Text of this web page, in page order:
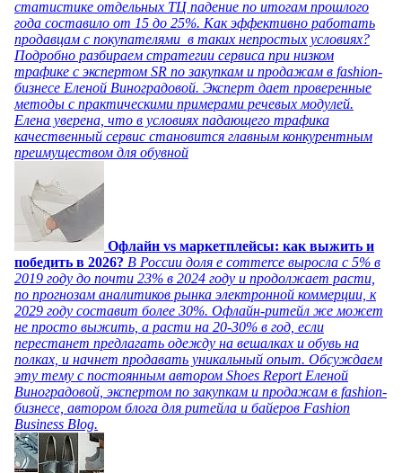
статистике отдельных ТЦ падение по итогам прошлого
года составило от 15 до 25%. Как эффективно работать
продавцам с покупателями в таких непростых условиях?
Подробно разбираем стратегии сервиса при низком
трафике с экспертом SR по закупкам и продажам в fashion-
бизнесе Еленой Виноградовой. Эксперт дает проверенные
методы с практическими примерами речевых модулей.
Елена уверена, что в условиях падающего трафика
качественный сервис становится главным конкурентным
преимуществом для обувной
Офлайн vs маркетплейсы: как выжить и
победить в 2026? В России доля e commerce выросла с 5% в
2019 году до почти 23% в 2024 году и продолжает расти,
по прогнозам аналитиков рынка электронной коммерции, к
2029 году составит более 30%. Офлайн-ритейл же может
не просто выжить, а расти на 20-30% в год, если
перестанет предлагать одежду на вешалках и обувь на
полках, и начнет продавать уникальный опыт. Обсуждаем
эту тему с постоянным автором Shoes Report Еленой
Виноградовой, экспертом по закупкам и продажам в fashion-
бизнесе, автором блога для ритейла и байеров Fashion
Business Blog.